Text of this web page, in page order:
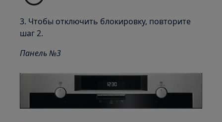
3. Чтобы отключить блокировку, повторите
шаг 2.
Панель №3